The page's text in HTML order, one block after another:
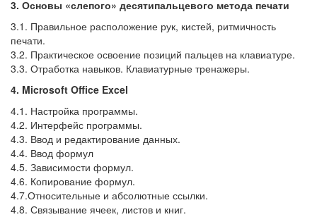
3. Основы «слепого» десятипальцевого метода печати
3.1. Правильное расположение рук, кистей, ритмичность
печати.
3.2. Практическое освоение позиций пальцев на клавиатуре.
3.3. Отработка навыков. Клавиатурные тренажеры.
4. Microsoft Office Excel
4.1. Настройка программы.
4.2. Интерфейс программы.
4.3. Ввод и редактирование данных.
4.4. Ввод формул
4.5. Зависимости формул.
4.6. Копирование формул.
4.7.Относительные и абсолютные ссылки.
4.8. Связывание ячеек, листов и книг.